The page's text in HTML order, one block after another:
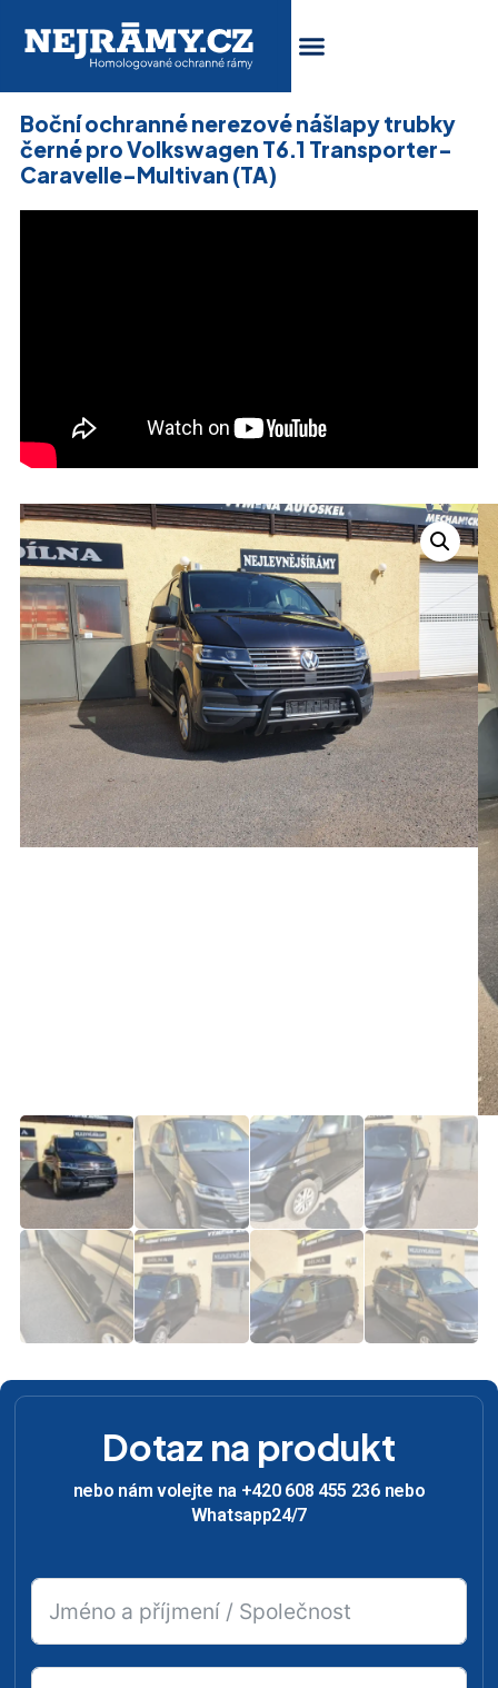
Boční ochranné nerezové nášlapy trubky
černé pro Volkswagen T6.1 Transporter-
Caravelle-Multivan (TA)
Dotaz na produkt
nebo nám volejte na +420 608 455 236 nebo
Whatsapp24/7